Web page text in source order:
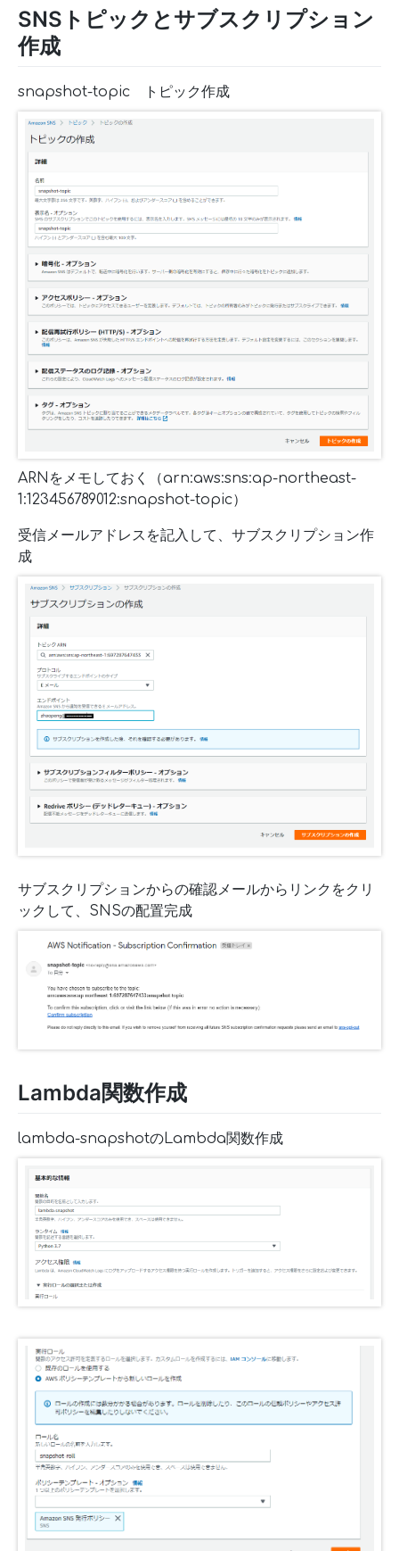
SNSトピックとサブスクリプション
作成
snapshot-topic トピック作成
ARNをメモしておく（arn:aws:sns:ap-northeast-
1:123456789012:snapshot-topic）
受信メールアドレスを記入して、サブスクリプション作
成
サブスクリプションからの確認メールからリンクをクリ
ックして、SNSの配置完成
Lambda関数作成
lambda-snapshotのLambda関数作成